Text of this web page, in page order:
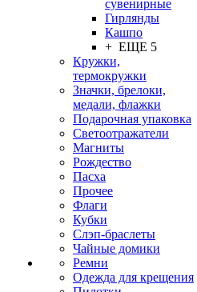
сувенирные
Гирлянды
Кашпо
+ ЕЩЕ 5
Кружки,
термокружки
Значки, брелоки,
медали, флажки
Подарочная упаковка
Светоотражатели
Магниты
Рождество
Пасха
Прочее
Флаги
Кубки
Слэп-браслеты
Чайные домики
Ремни
Одежда для крещения